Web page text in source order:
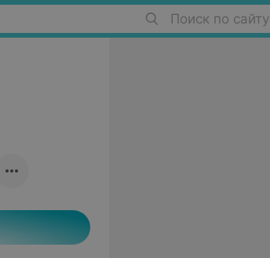
Поиск по сайту